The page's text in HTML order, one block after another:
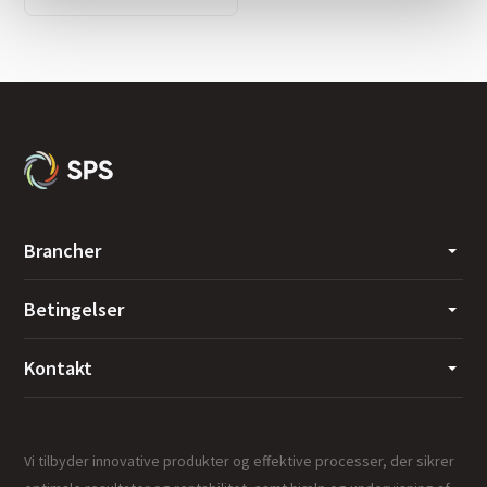
Brancher
Betingelser
Kontakt
Vi tilbyder innovative produkter og effektive processer, der sikrer